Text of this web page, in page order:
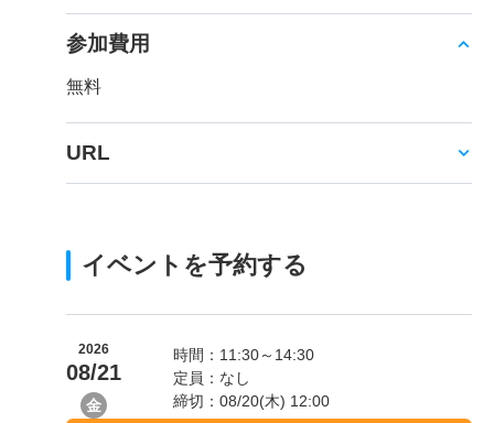
参加費用
無料
URL
イベントを予約する
2026
08/21
金
時間：11:30～14:30
定員：なし
締切：08/20(木) 12:00